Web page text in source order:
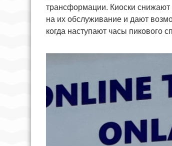
трансформации. Киоски снижают
на их обслуживание и дают
когда наступают часы пикового